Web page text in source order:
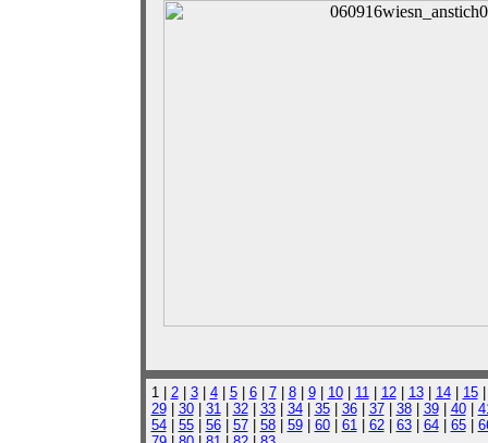
1 | 2| 3| 4| 5| 6| 7| 8| 9| 10| 11| 12| 13| 14| 15
29| 30| 31| 32| 33| 34| 35| 36| 37| 38| 39| 40|
54| 55| 56| 57| 58| 59| 60| 61| 62| 63| 64| 65|